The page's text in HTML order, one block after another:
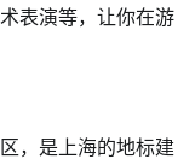
表演等，让你在游
，是上海的地标建